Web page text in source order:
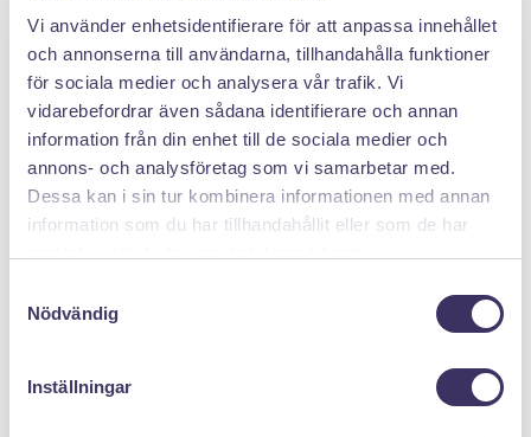
Vi använder enhetsidentifierare för att anpassa innehållet
och annonserna till användarna, tillhandahålla funktioner
för sociala medier och analysera vår trafik. Vi
vidarebefordrar även sådana identifierare och annan
information från din enhet till de sociala medier och
annons- och analysföretag som vi samarbetar med.
Dessa kan i sin tur kombinera informationen med annan
information som du har tillhandahållit eller som de har
Nödvändig
Inställningar
2. Lämna påsen hos PostNord
Vi betalar alltid portot tur och retur. Paketet är
försäkrat upp till 50 000 kr och anländer dagen efter
du skickar det.
3. Lånesumman till ditt konto
Så snart vi mottagit paketet skickar vi ett
låneerbjudande till dig. Oftast har du pengarna på 5